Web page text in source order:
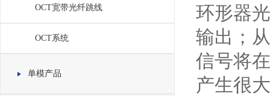
OCT宽带光纤跳线
OCT系统
单模产品
环形器
输出；
信号将
产生很